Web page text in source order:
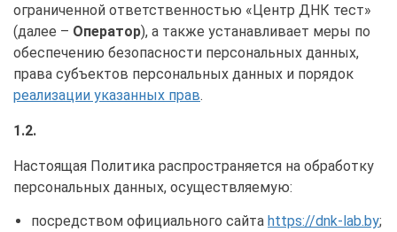
ограниченной ответственностью «Центр ДНК тест»
(далее – Оператор), а также устанавливает меры по
обеспечению безопасности персональных данных,
права субъектов персональных данных и порядок
реализации указанных прав.
1.2.
Настоящая Политика распространяется на обработку
персональных данных, осуществляемую:
посредством официального сайта https://dnk-lab.by;